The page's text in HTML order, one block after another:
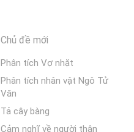
Chủ đề mới
Phân tích Vợ nhặt
Phân tích nhân vật Ngô Tử
Văn
Tả cây bàng
Cảm nghĩ về người thân